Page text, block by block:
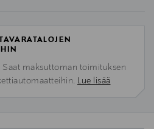
maksuttoman toimituksen
Lue lisää